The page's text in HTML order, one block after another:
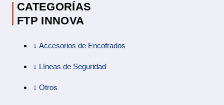
CATEGORÍAS
FTP INNOVA
Accesorios de Encofrados
Líneas de Seguridad
Otros